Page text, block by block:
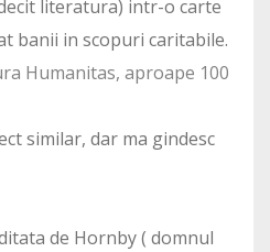
literatura) intr-o carte
banii in scopuri caritabile.
Humanitas, aproape 100
similar, dar ma gindesc
de Hornby ( domnul